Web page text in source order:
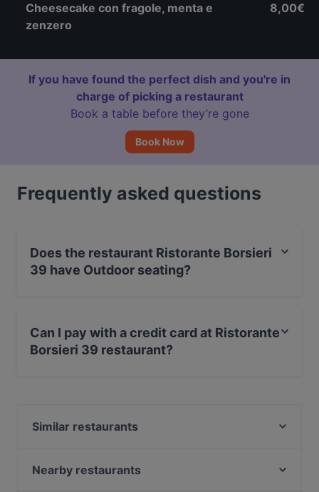
Cheesecake con fragole, menta e
zenzero
8,00€
If you have found the perfect dish and you're in
charge of picking a restaurant
Book a table before they’re gone
Book Now
Frequently asked questions
Does the restaurant Ristorante Borsieri
39 have Outdoor seating?
Can I pay with a credit card at Ristorante
Borsieri 39 restaurant?
Similar restaurants
Il Cormorano Isola
Nearby restaurants